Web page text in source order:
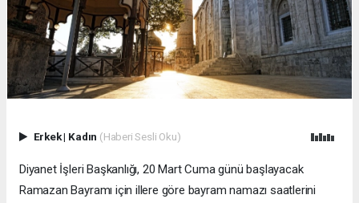
Erkek| Kadın (Haberi Sesli Oku)
Diyanet İşleri Başkanlığı, 20 Mart Cuma günü başlayacak
Ramazan Bayramı için illere göre bayram namazı saatlerini